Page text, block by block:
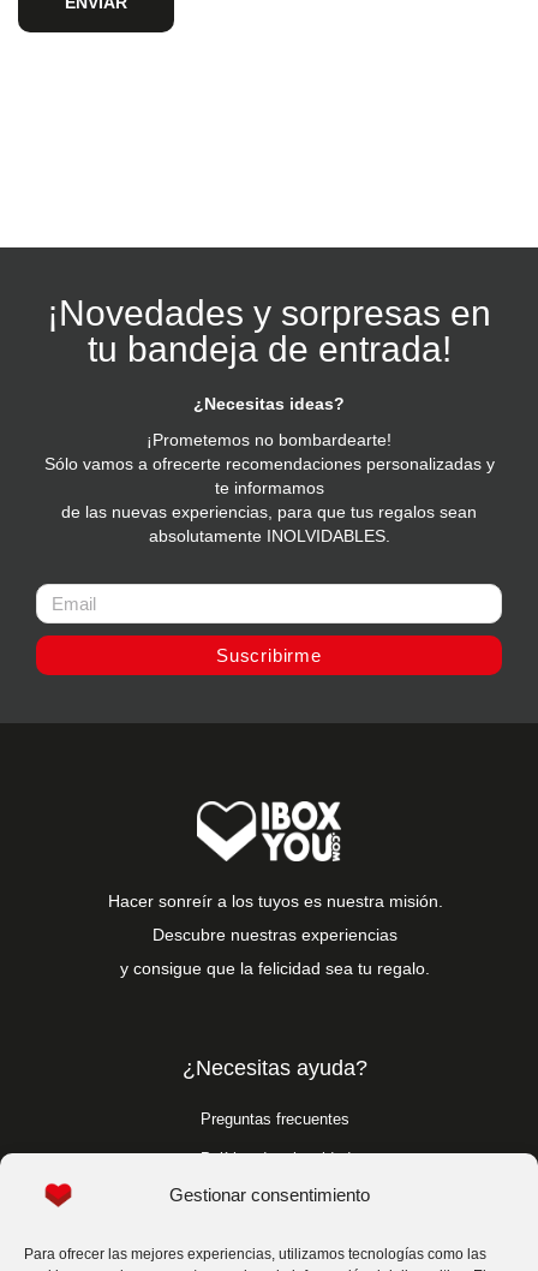
Gestionar consentimiento
Para ofrecer las mejores experiencias, utilizamos tecnologías como las
¡Novedades y sorpresas en
tu bandeja de entrada!
¿Necesitas ideas?
¡Prometemos no bombardearte!
Sólo vamos a ofrecerte recomendaciones personalizadas y
te informamos
de las nuevas experiencias, para que tus regalos sean
absolutamente INOLVIDABLES.
Suscribirme
Hacer sonreír a los tuyos es nuestra misión.
Descubre nuestras experiencias
y consigue que la felicidad sea tu regalo.
¿Necesitas ayuda?
Preguntas frecuentes
Política de privacidad
Política de cookies